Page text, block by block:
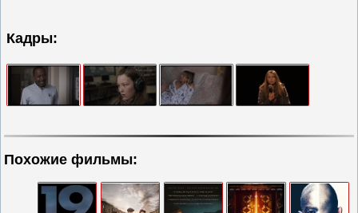
Кадры:
Похожие фильмы: